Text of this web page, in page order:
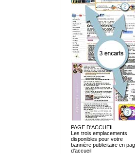
PAGE D'ACCUEIL
Les trois emplacements
disponibles pour votre
bannière publicitaire en
d'accueil